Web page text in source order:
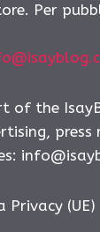
Per
of the
press
Privacy (UE)